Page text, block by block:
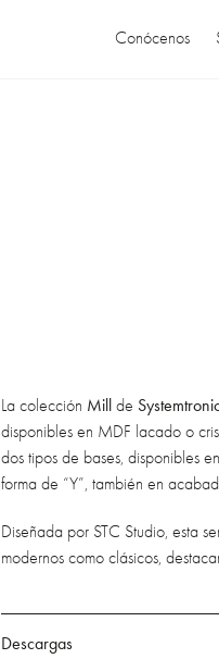
Conócenos
La colección Mill de
disponibles en MDF lacado o
dos tipos de bases, disponibles
forma de “Y”, también en
Diseñada por STC Studio, esta
modernos como clásicos,
Descargas